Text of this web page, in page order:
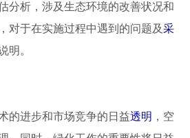
分析，涉及生态环境的改善状况和
对于在实施过程中遇到的问题及采
明。
的进步和市场竞争的日益透明 ，空